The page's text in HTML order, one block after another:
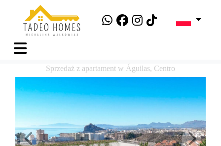
Sprzedaż z apartament w Águilas, Centro